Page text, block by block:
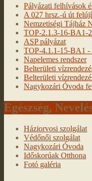
Pályázati felhívások
A 027 hrsz.-ú út
Nemzetiségi Tájház
TOP-2.1.3-16-BA1-
ASP pályázat
TOP-4.1.1-15-BA1 -
Napelemes rendszer
Belterületi
Belterületi
Nagykozári Óvoda
Egészség,
Háziorvosi szolgálat
Védőnői szolgálat
Nagykozári Óvoda
Időskorúak Otthona
Fotó galéria